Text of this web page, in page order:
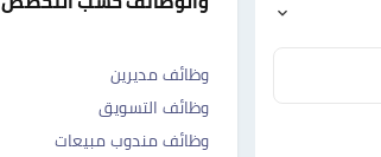
وظائف مديرين
وظائف التسويق
وظائف مندوب مبيعات